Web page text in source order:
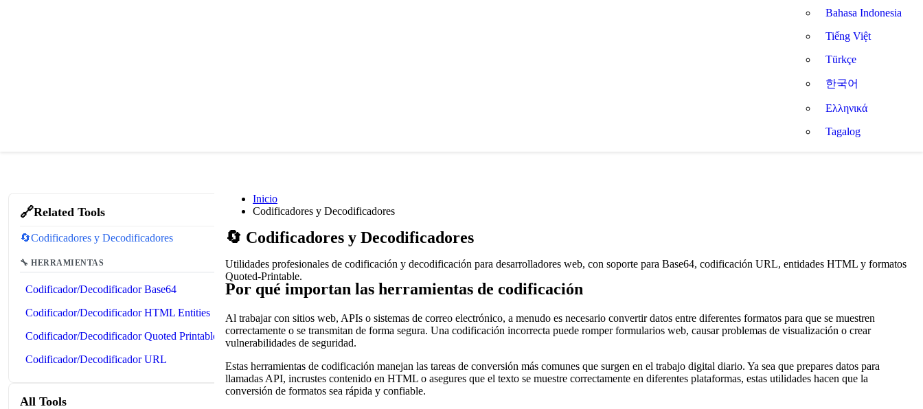
Bahasa Indonesia
Tiếng Việt
Türkçe
한국어
Ελληνικά
Tagalog
🔗Related Tools
🔄Codificadores y Decodificadores
🔧 HERRAMIENTAS
Codificador/Decodificador Base64
Codificador/Decodificador HTML Entities
Codificador/Decodificador Quoted Printable
Codificador/Decodificador URL
All Tools
Inicio
Codificadores y Decodificadores
🔄 Codificadores y Decodificadores
Utilidades profesionales de codificación y decodificación para desarrolladores web, con soporte para Base64, codificación URL, entidades HTML y formatos
Quoted-Printable.
Por qué importan las herramientas de codificación
Al trabajar con sitios web, APIs o sistemas de correo electrónico, a menudo es necesario convertir datos entre diferentes formatos para que se muestren
correctamente o se transmitan de forma segura. Una codificación incorrecta puede romper formularios web, causar problemas de visualización o crear
vulnerabilidades de seguridad.
Estas herramientas de codificación manejan las tareas de conversión más comunes que surgen en el trabajo digital diario. Ya sea que prepares datos para
llamadas API, incrustes contenido en HTML o asegures que el texto se muestre correctamente en diferentes plataformas, estas utilidades hacen que la
conversión de formatos sea rápida y confiable.